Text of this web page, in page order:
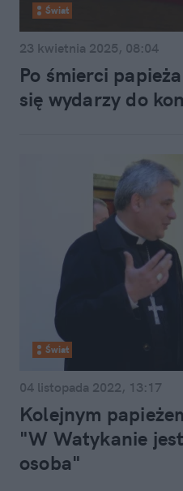
Świat
23 kwietnia 2025, 08:04
Po śmierci
się wydarzy do
Świat
04 listopada 2022, 13:17
Kolejnym
"W Watykanie
osoba"